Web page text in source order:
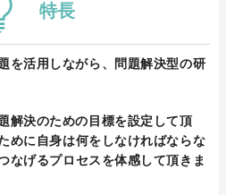
特長
を活用しながら、問題解決型の研
解決のための目標を設定して頂
めに自身は何をしなければならな
なげるプロセスを体感して頂きま